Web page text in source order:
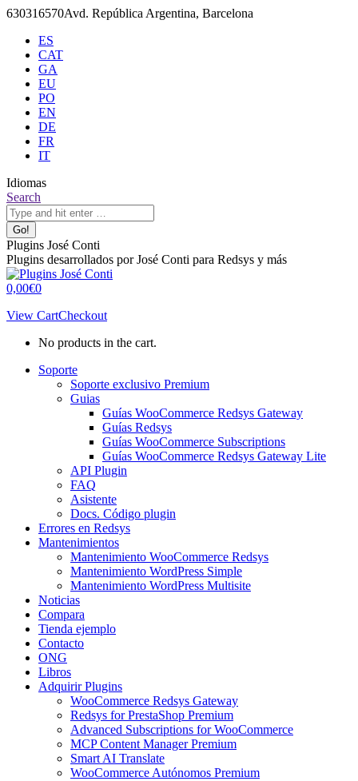
Skip
content
630316570Avd. República Argentina, Barcelona
ES
CAT
GA
EU
PO
EN
DE
FR
IT
Idiomas
X
page
opens
in
new
window
Github
page
opens
in
new
window
Search:
Search
Plugins José Conti
Plugins desarrollados por José Conti para Redsys y más
0,00€0
View CartCheckout
No products in the cart.
Soporte
Soporte exclusivo Premium
Guias
Guías WooCommerce Redsys Gateway
Guías Redsys
Guías WooCommerce Subscriptions
Guías WooCommerce Redsys Gateway Lite
API Plugin
FAQ
Asistente
Docs. Código plugin
Errores en Redsys
Mantenimientos
Mantenimiento WooCommerce Redsys
Mantenimiento WordPress Simple
Mantenimiento WordPress Multisite
Noticias
Compara
Tienda ejemplo
Contacto
ONG
Libros
Adquirir Plugins
WooCommerce Redsys Gateway
Redsys for PrestaShop Premium
Advanced Subscriptions for WooCommerce
MCP Content Manager Premium
Smart AI Translate
WooCommerce Autónomos Premium